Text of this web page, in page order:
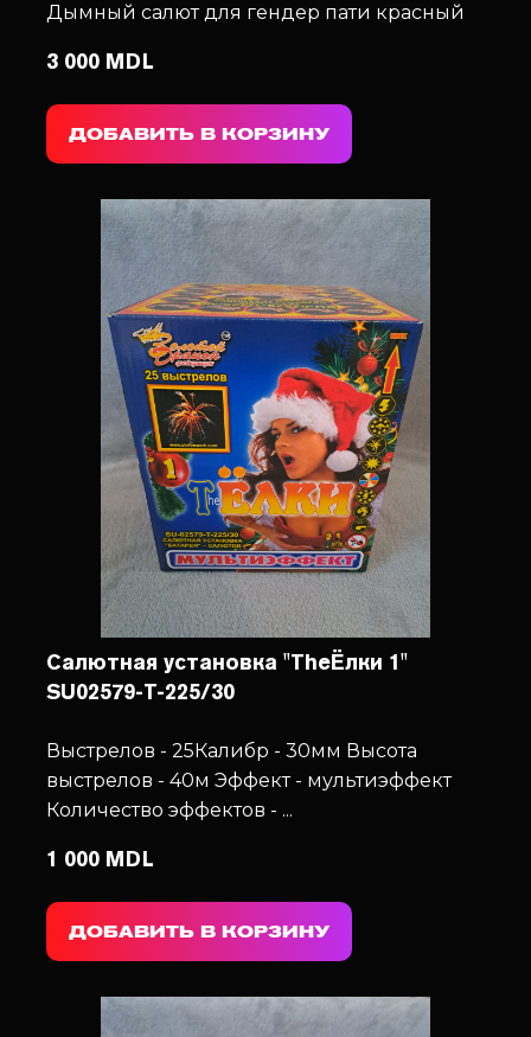
Дымный салют для гендер пати красный
3 000 MDL
ДОБАВИТЬ В КОРЗИНУ
Салютная установка "TheЁлки 1"
SU02579-T-225/30
Выстрелов - 25Калибр - 30мм Высота
выстрелов - 40м Эффект - мультиэффект
Количество эффектов - ...
1 000 MDL
ДОБАВИТЬ В КОРЗИНУ